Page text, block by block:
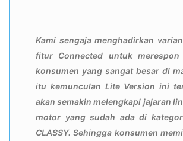
Kami sengaja menghadirkan
fitur Connected untuk merespon
konsumen yang sangat besar di
itu kemunculan Lite Version ini
akan semakin melengkapi jajaran
motor yang sudah ada di
CLASSY. Sehingga konsumen